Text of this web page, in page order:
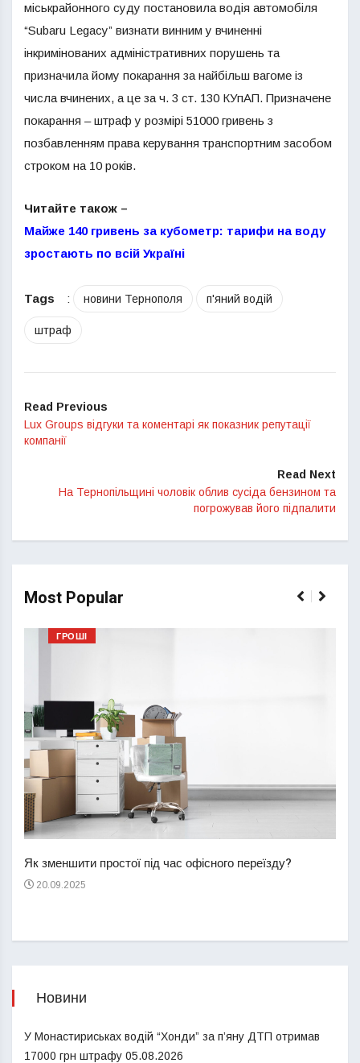
міськрайонного суду постановила водія автомобіля
“Subaru Legacy” визнати винним у вчиненні
інкримінованих адміністративних порушень та
призначила йому покарання за найбільш вагоме із
числа вчинених, а це за ч. 3 ст. 130 КУпАП. Призначене
покарання – штраф у розмірі 51000 гривень з
позбавленням права керування транспортним засобом
строком на 10 років.
Читайте також –
Майже 140 гривень за кубометр: тарифи на воду
зростають по всій Україні
Tags : новини Тернополя п'яний водій
штраф
Read Previous
Lux Groups відгуки та коментарі як показник репутації
компанії
Read Next
На Тернопільщині чоловік облив сусіда бензином та
погрожував його підпалити
Most Popular
ГРОШІ
Як зменшити простої під час офісного переїзду?
20.09.2025
Новини
У Монастириськах водій “Хонди” за п’яну ДТП отримав
17000 грн штрафу 05.08.2026